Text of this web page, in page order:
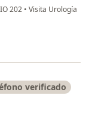
202 • Visita Urología
verificado